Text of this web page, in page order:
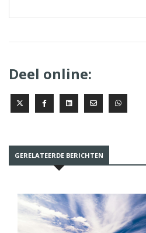
Deel online:
GERELATEERDE BERICHTEN